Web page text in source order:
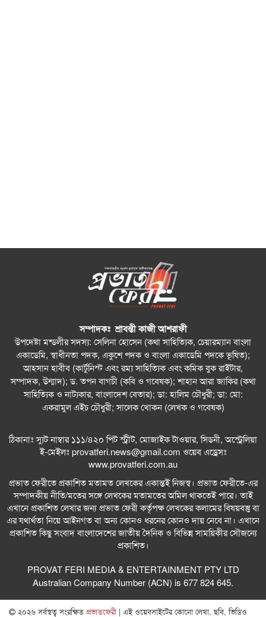
সম্পাদকঃ শ্রাবন্তী কাজী আশরাফী
উপদেষ্টা মন্ডলীর সদস্য: সেলিনা হোসেন (কথা সাহিত্যিক, চেয়ারম্যান বাংলা
একাডেমি, স্বাধীনতা পদক, একুশে পদক ও বাংলা একাডেমি পদকে ভূষিত);
আহসান হাবীব (কার্টুনিস্ট এবং রম্য সাহিত্যিক এবং কমিক বুক রাইটার,
সম্পাদক, উন্মাদ); ড. তপন বাগচী (কবি ও গবেষক); শাহান আরা জাকির (কথা
সাহিত্যিক ও নাট্যকার, বাংলাদেশ বেতার); ডা: হালিম চৌধুরী; ডা: মো:
একরামুল এইচ চৌধুরী; সালেক খোকন (লেখক ও গবেষক)
ঠিকানাঃ স্যুট নাম্বার ১১১/৪২০ পিট স্ট্রীট, মোজাইক টাওয়ার, সিডনী, অস্ট্রেলিয়া
ই-মেইলঃprovatferi.news@gmail.com ওয়েব এড্রেসঃ
www.provatferi.com.au
প্রভাত ফেরীতে প্রকাশিত মতামত লেখকের একান্তই নিজস্ব। প্রভাত ফেরীতে-এর
সম্পাদকীয় নীতি/মতের সঙ্গে লেখকের মতামতের অমিল থাকতেই পারে। তাই
এখানে প্রকাশিত লেখার জন্য প্রভাত ফেরী কর্তৃপক্ষ লেখকের কলামের বিষয়বস্তু বা
এর যথার্থতা নিয়ে আইনগত বা অন্য কোনও ধরনের কোনও দায় নেবে না। এখানে
প্রকাশিত কিছু সংবাদ বাংলাদেশের জাতীয় দৈনিক ও বিভিন্ন সাময়িকীর সৌজন্যে
প্রকাশিত।
PROVAT FERI MEDIA & ENTERTAINMENT PTY LTD
Australian Company Number (ACN) is 677 824 645.
২০২৬ সর্বস্বত্ব সংরক্ষিত প্রভাতফেরী| এই ওয়েবসাইটের কোনো লেখা, ছবি, ভিডিও